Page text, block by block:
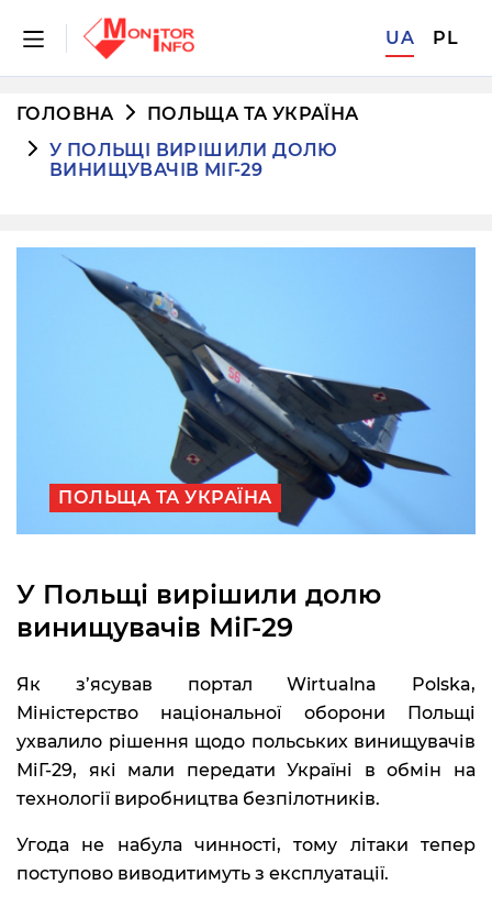
UA PL
ГОЛОВНА
ПОЛЬЩА ТА УКРАЇНА
У ПОЛЬЩІ ВИРІШИЛИ ДОЛЮ
ВИНИЩУВАЧІВ МІГ-29
ПОЛЬЩА ТА УКРАЇНА
У Польщі вирішили долю
винищувачів МіГ-29
Як з’ясував портал Wirtualna Polska,
Міністерство національної оборони Польщі
ухвалило рішення щодо польських винищувачів
МіГ-29, які мали передати Україні в обмін на
технології виробництва безпілотників.
Угода не набула чинності, тому літаки тепер
поступово виводитимуть з експлуатації.